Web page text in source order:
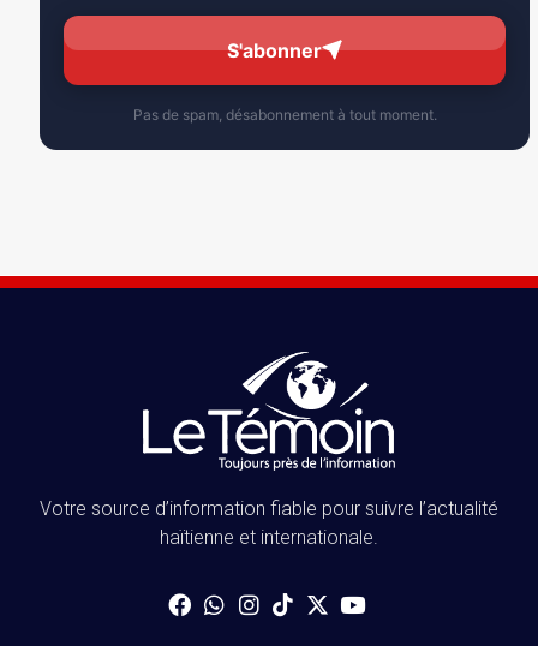
S'abonner
Pas de spam, désabonnement à tout moment.
Votre source d’information fiable pour suivre l’actualité
haïtienne et internationale.